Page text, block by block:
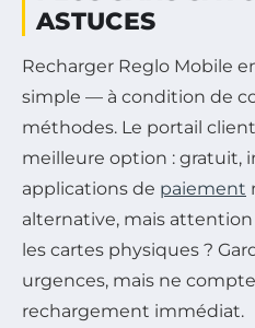
ASTUCES
Recharger Reglo Mobile
simple — à condition de
méthodes. Le portail
meilleure option : gratuit,
applications de paiement
alternative, mais attention
les cartes physiques ?
urgences, mais ne
rechargement immédiat.